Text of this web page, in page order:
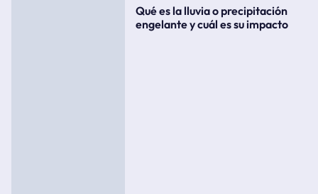
Qué es la lluvia o precipitación
engelante y cuál es su impacto